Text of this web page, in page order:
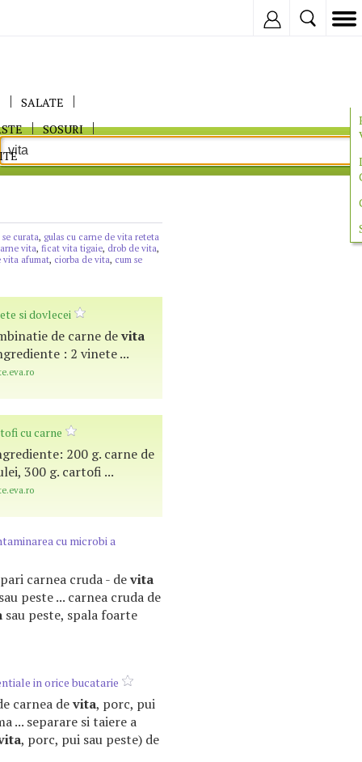
SALATE
SOSURI
curata, gulas cu carne de vita reteta
vita, ficat vita tigaie, drob de vita,
vita afumat, ciorba de vita, cum se
si dovlecei
de carne devita
: 2 vinete ...
cu carne
200 g. carne de
300 g. cartofi ...
cu microbi a
carnea cruda - devita
peste ... carnea cruda de
sau peste, spala foarte
in orice bucatarie
carnea devita, porc, pui
... separare si taiere a
, porc, pui sau peste) de